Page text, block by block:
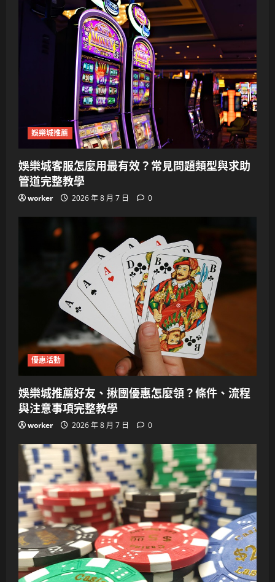
娛樂城推薦
娛樂城客服怎麼用最有效？常見問題類型與求助
管道完整教學
worker 2026 年 8 月 7 日 0
優惠活動
娛樂城推薦好友、揪團優惠怎麼領？條件、流程
與注意事項完整教學
worker 2026 年 8 月 7 日 0